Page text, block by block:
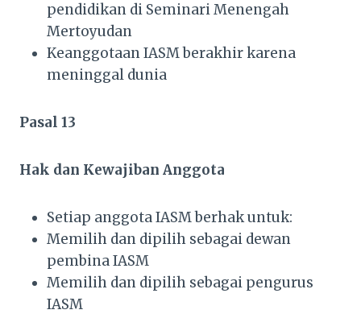
pendidikan di Seminari Menengah
Mertoyudan
Keanggotaan IASM berakhir karena
meninggal dunia
Pasal 13
Hak dan Kewajiban Anggota
Setiap anggota IASM berhak untuk:
Memilih dan dipilih sebagai dewan
pembina IASM
Memilih dan dipilih sebagai pengurus
IASM